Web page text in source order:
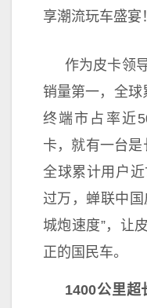
享潮流玩车盛宴！
作为皮卡领
销量第一，全球
终端市占率 近
卡，就有一台是
全球累计用户
过万，蝉联中国
城炮速度”，让
正的国民车。
1400公里超